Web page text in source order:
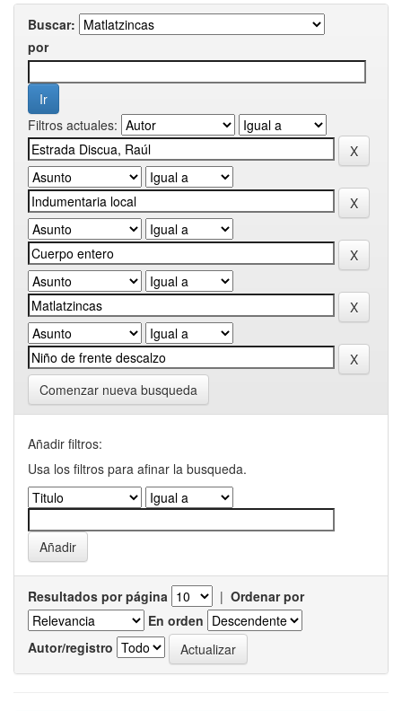
Buscar:
por
Filtros actuales:
Comenzar nueva busqueda
Añadir filtros:
Usa los filtros para afinar la busqueda.
Resultados por página | Ordenar por
En orden
Autor/registro